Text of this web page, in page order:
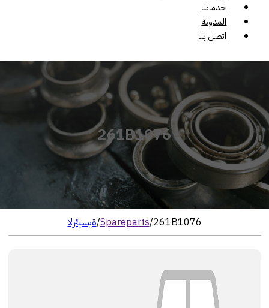
خدماتنا
المدونة
اتصل بنا
261B1076
الرئيسية/Spareparts/261B1076